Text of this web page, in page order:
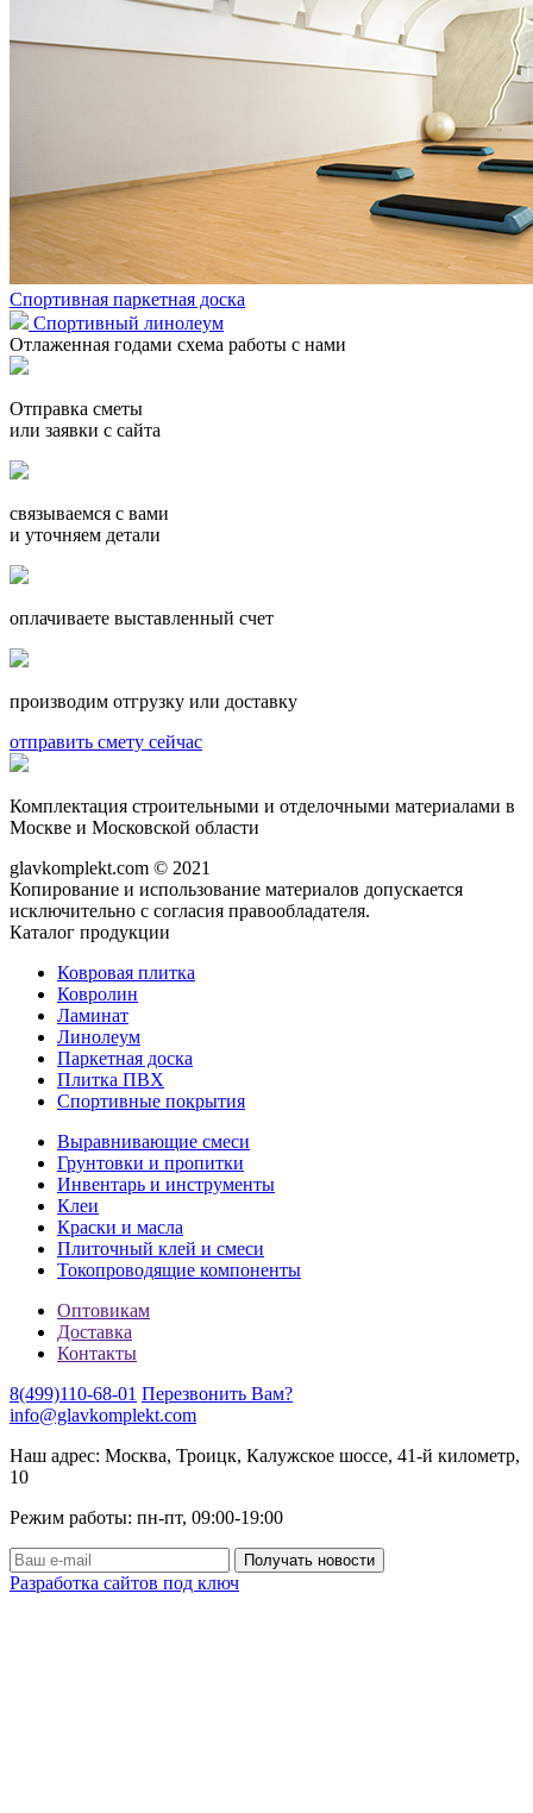
Спортивная паркетная доска
Спортивный линолеум
Отлаженная годами схема работы с нами
Отправка сметы
или заявки с сайта
связываемся с вами
и уточняем детали
оплачиваете выставленный счет
производим отгрузку или доставку
отправить смету сейчас
Комплектация строительными и отделочными материалами в
Москве и Московской области
glavkomplekt.com © 2021
Копирование и использование материалов допускается
исключительно с согласия правообладателя.
Каталог продукции
Ковровая плитка
Ковролин
Ламинат
Линолеум
Паркетная доска
Плитка ПВХ
Спортивные покрытия
Выравнивающие смеси
Грунтовки и пропитки
Инвентарь и инструменты
Клеи
Краски и масла
Плиточный клей и смеси
Токопроводящие компоненты
Оптовикам
Доставка
Контакты
8(499)110-68-01 Перезвонить Вам?
info@glavkomplekt.com
Наш адрес: Москва, Троицк, Калужское шоссе, 41-й километр,
10
Режим работы: пн-пт, 09:00-19:00
Разработка сайтов под ключ